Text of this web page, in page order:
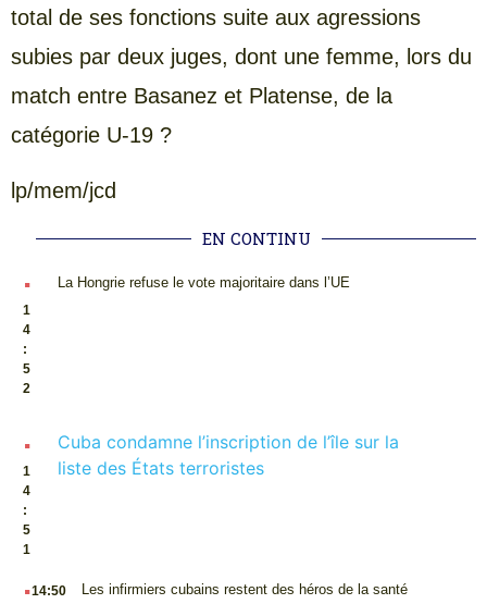
total de ses fonctions suite aux agressions
subies par deux juges, dont une femme, lors du
match entre Basanez et Platense, de la
catégorie U-19 ?
lp/mem/jcd
EN CONTINU
.
1
4
:
5
2
La Hongrie refuse le vote majoritaire dans l’UE
.
1
4
:
5
1
Cuba condamne l’inscription de l’île sur la
liste des États terroristes
.14:50 Les infirmiers cubains restent des héros de la santé